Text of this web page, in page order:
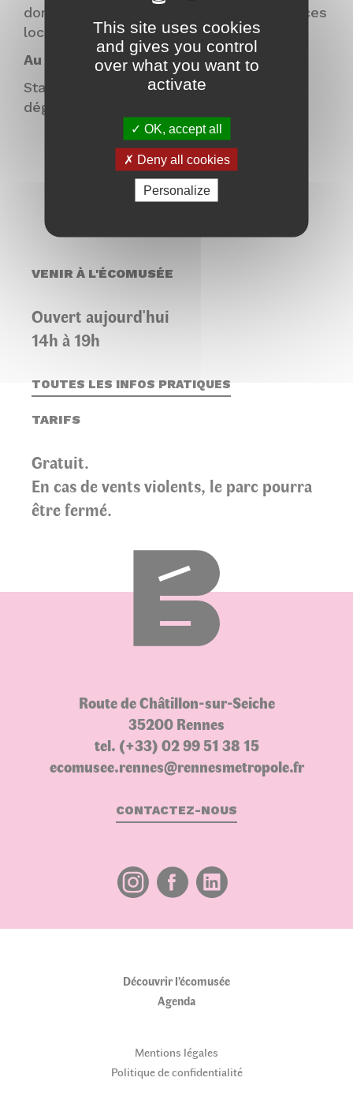
domestique et les produits issus des races
locales présentes à l’écomusée.
Au programme :
Stands de présentation des races, de
dégustation et de vente de produits.
VENIR À L'ÉCOMUSÉE
Ouvert aujourd'hui
14h à 19h
TOUTES LES INFOS PRATIQUES
TARIFS
Gratuit.
En cas de vents violents, le parc pourra
être fermé.
Route de Châtillon-sur-Seiche
35200 Rennes
tel. (+33) 02 99 51 38 15
ecomusee.rennes@rennesmetropole.fr
CONTACTEZ-NOUS
Découvrir l’écomusée
Agenda
Mentions légales
Politique de confidentialité
This site uses cookies
and gives you control
over what you want to
activate
OK, accept all
Deny all cookies
Personalize